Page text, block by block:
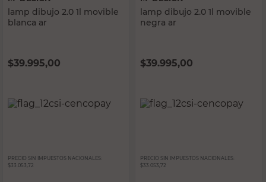
lamp dibujo 2.0 1l movible
blanca ar
$39.995,00
PRECIO SIN IMPUESTOS NACIONALES:
$33.053,72
lamp dibujo 2.0 1l movible
negra ar
$39.995,00
PRECIO SIN IMPUESTOS NACIONALES:
$33.053,72